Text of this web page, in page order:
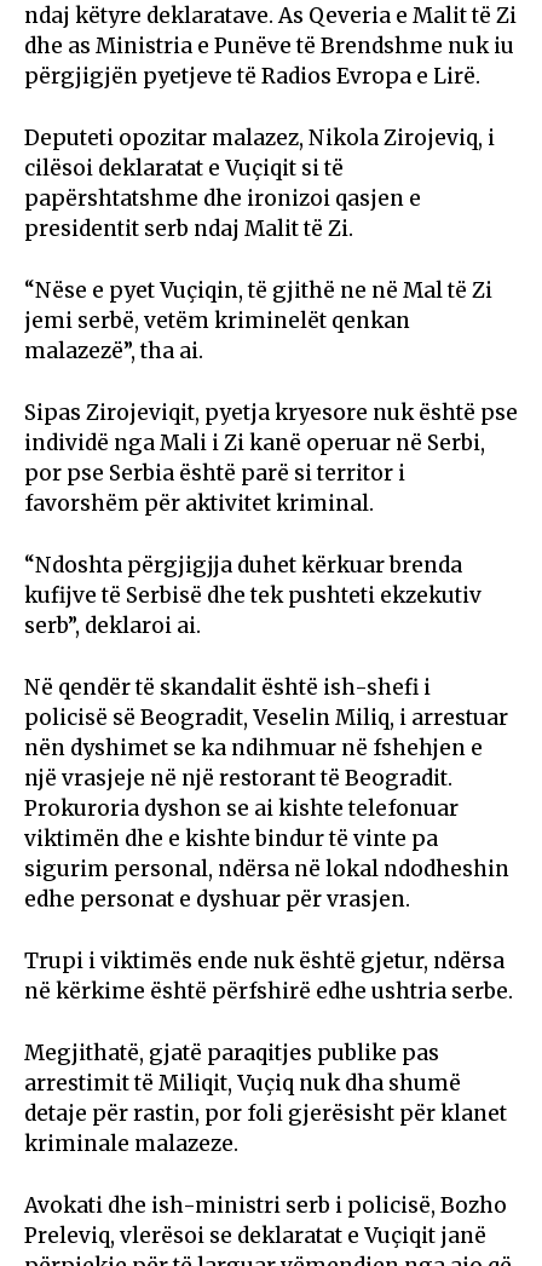
ndaj këtyre deklaratave. As Qeveria e Malit të Zi
dhe as Ministria e Punëve të Brendshme nuk iu
përgjigjën pyetjeve të Radios Evropa e Lirë.
Deputeti opozitar malazez, Nikola Zirojeviq, i
cilësoi deklaratat e Vuçiqit si të
papërshtatshme dhe ironizoi qasjen e
presidentit serb ndaj Malit të Zi.
“Nëse e pyet Vuçiqin, të gjithë ne në Mal të Zi
jemi serbë, vetëm kriminelët qenkan
malazezë”, tha ai.
Sipas Zirojeviqit, pyetja kryesore nuk është pse
individë nga Mali i Zi kanë operuar në Serbi,
por pse Serbia është parë si territor i
favorshëm për aktivitet kriminal.
“Ndoshta përgjigjja duhet kërkuar brenda
kufijve të Serbisë dhe tek pushteti ekzekutiv
serb”, deklaroi ai.
Në qendër të skandalit është ish-shefi i
policisë së Beogradit, Veselin Miliq, i arrestuar
nën dyshimet se ka ndihmuar në fshehjen e
një vrasjeje në një restorant të Beogradit.
Prokuroria dyshon se ai kishte telefonuar
viktimën dhe e kishte bindur të vinte pa
sigurim personal, ndërsa në lokal ndodheshin
edhe personat e dyshuar për vrasjen.
Trupi i viktimës ende nuk është gjetur, ndërsa
në kërkime është përfshirë edhe ushtria serbe.
Megjithatë, gjatë paraqitjes publike pas
arrestimit të Miliqit, Vuçiq nuk dha shumë
detaje për rastin, por foli gjerësisht për klanet
kriminale malazeze.
Avokati dhe ish-ministri serb i policisë, Bozho
Preleviq, vlerësoi se deklaratat e Vuçiqit janë